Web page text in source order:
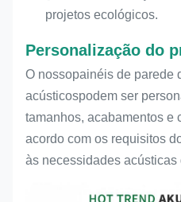
projetos ecológicos.
Personalização do
O nossopainéis de parede
acústicospodem ser
tamanhos, acabamentos e
acordo com os requisitos
às necessidades acústicas